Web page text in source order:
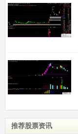
推荐股票资讯